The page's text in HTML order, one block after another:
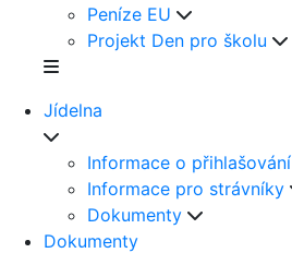
Peníze EU
Projekt Den pro školu
Jídelna
Informace o přihlašování
Informace pro strávníky
Dokumenty
Dokumenty